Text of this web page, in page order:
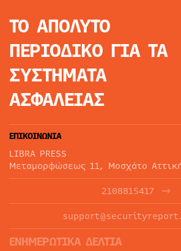
ΤΟ ΑΠΟΛΥΤΟ
ΠΕΡΙΟΔΙΚΟ ΓΙΑ ΤΑ
ΣΥΣΤΗΜΑΤΑ
ΑΣΦΑΛΕΙΑΣ
ΕΠΙΚΟΙΝΩΝΙΑ
LIBRA PRESS
Μεταμορφώσεως 11, Μοσχάτο
2108815417
ΕΝΗΜΕΡΩΤΙΚΑ ΔΕΛΤΙΑ